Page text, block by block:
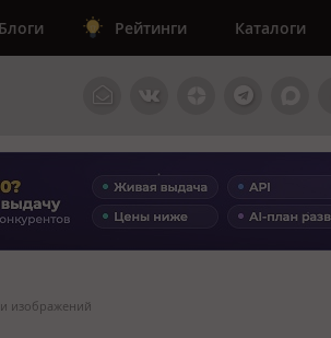
Блоги Рейтинги Каталоги
изображений